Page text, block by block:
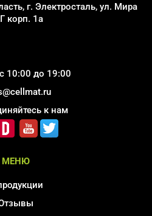
г. Электросталь, ул. Мира
корп. 1а
10:00 до 19:00
к нам
МЕНЮ